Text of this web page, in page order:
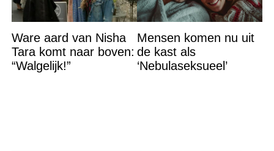
Ware aard van Nisha
Tara komt naar boven:
“Walgelijk!”
Mensen komen nu uit
de kast als
‘Nebulaseksueel’